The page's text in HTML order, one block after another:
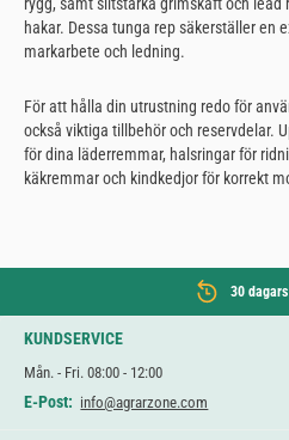
rygg, samt slitstarka grimskaft och lead
hakar. Dessa tunga rep säkerställer en
markarbete och ledning.
För att hålla din utrustning redo för
också viktiga tillbehör och reservdelar.
för dina läderremmar, halsringar för
käkremmar och kindkedjor för korrekt
30
KUNDSERVICE
Mån. - Fri. 08:00 - 12:00
E-Post: info@agrarzone.com